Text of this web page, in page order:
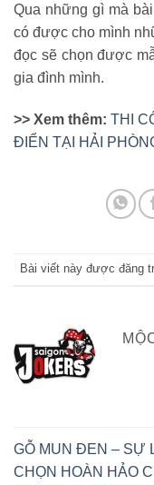
Qua những gì mà
có được cho mình
đọc sẽ chọn được
gia đình mình.
>> Xem thêm: THI
ĐIỂN TẠI HẢI
Bài viết này được đăng
GỖ MUN ĐEN – SỰ
CHỌN HOÀN HẢO